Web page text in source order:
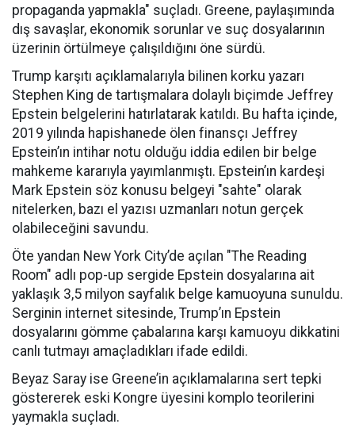
propaganda yapmakla" suçladı. Greene, paylaşımında
dış savaşlar, ekonomik sorunlar ve suç dosyalarının
üzerinin örtülmeye çalışıldığını öne sürdü.
Trump karşıtı açıklamalarıyla bilinen korku yazarı
Stephen King de tartışmalara dolaylı biçimde Jeffrey
Epstein belgelerini hatırlatarak katıldı. Bu hafta içinde,
2019 yılında hapishanede ölen finansçı Jeffrey
Epstein’ın intihar notu olduğu iddia edilen bir belge
mahkeme kararıyla yayımlanmıştı. Epstein’ın kardeşi
Mark Epstein söz konusu belgeyi "sahte" olarak
nitelerken, bazı el yazısı uzmanları notun gerçek
olabileceğini savundu.
Öte yandan New York City’de açılan "The Reading
Room" adlı pop-up sergide Epstein dosyalarına ait
yaklaşık 3,5 milyon sayfalık belge kamuoyuna sunuldu.
Serginin internet sitesinde, Trump’ın Epstein
dosyalarını gömme çabalarına karşı kamuoyu dikkatini
canlı tutmayı amaçladıkları ifade edildi.
Beyaz Saray ise Greene’in açıklamalarına sert tepki
göstererek eski Kongre üyesini komplo teorilerini
yaymakla suçladı.